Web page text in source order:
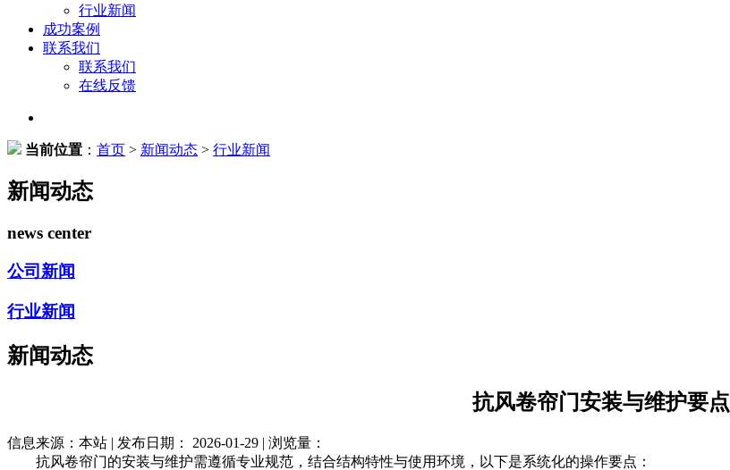
行业新闻
成功案例
联系我们
联系我们
在线反馈
当前位置 ： 首页 > 新闻动态 > 行业新闻
新闻动态
news center
公司新闻
行业新闻
新闻动态
抗风卷帘门安装与维护要点
信息来源：本站 | 发布日期： 2026-01-29 | 浏览量：
抗风卷帘门的安装与维护需遵循专业规范，结合结构特性与使用环境，以下是系统化的操作要点：